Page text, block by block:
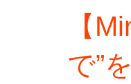
【
で”